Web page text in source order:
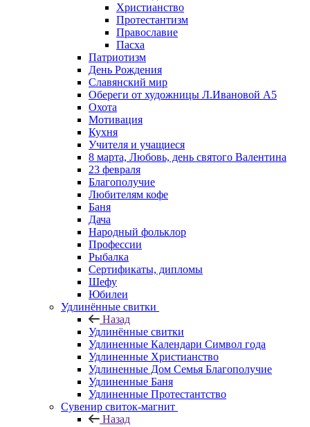
Христианство
Протестантизм
Православие
Пасха
Патриотизм
День Рождения
Славянский мир
Обереги от художницы Л.Ивановой А5
Охота
Мотивация
Кухня
Учителя и учащиеся
8 марта, Любовь, день святого Валентина
23 февраля
Благополучие
Любителям кофе
Баня
Дача
Народный фольклор
Профессии
Рыбалка
Сертификаты, дипломы
Шефу
Юбилеи
Удлинённые свитки
Назад
Удлинённые свитки
Удлиненные Календари Символ года
Удлиненные Христианство
Удлиненные Дом Семья Благополучие
Удлиненные Баня
Удлиненные Протестантство
Сувенир свиток-магнит
Назад